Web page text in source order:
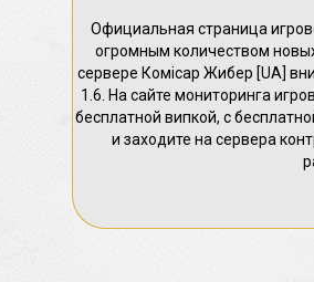
Официальная страница
огромным количеством
сервере Комісар Жибер [UA]
1.6. На сайте мониторинга
бесплатной випкой, с
и заходите на сервера